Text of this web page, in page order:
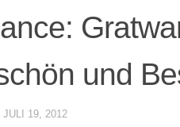
und
JULI 19, 2012